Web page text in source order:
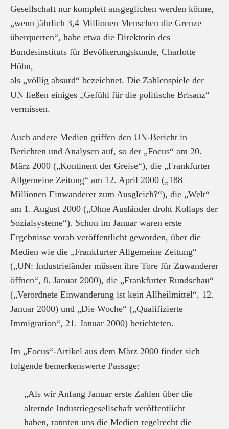
Gesellschaft nur komplett ausgeglichen werden könne,
„wenn jährlich 3,4 Millionen Menschen die Grenze
überquerten“, habe etwa die Direktorin des
Bundesinstituts für Bevölkerungskunde, Charlotte
Höhn,
als „völlig absurd“ bezeichnet. Die Zahlenspiele der
UN ließen einiges „Gefühl für die politische Brisanz“
vermissen.
Auch andere Medien griffen den UN-Bericht in
Berichten und Analysen auf, so der „Focus“ am 20.
März 2000 („Kontinent der Greise“), die „Frankfurter
Allgemeine Zeitung“ am 12. April 2000 („188
Millionen Einwanderer zum Ausgleich?“), die „Welt“
am 1. August 2000 („Ohne Ausländer droht Kollaps der
Sozialsysteme“). Schon im Januar waren erste
Ergebnisse vorab veröffentlicht geworden, über die
Medien wie die „Frankfurter Allgemeine Zeitung“
(„UN: Industrieländer müssen ihre Tore für Zuwanderer
öffnen“, 8. Januar 2000), die „Frankfurter Rundschau“
(„Verordnete Einwanderung ist kein Allheilmittel“, 12.
Januar 2000) und „Die Woche“ („Qualifizierte
Immigration“, 21. Januar 2000) berichteten.
Im „Focus“-Artikel aus dem März 2000 findet sich
folgende bemerkenswerte Passage:
„Als wir Anfang Januar erste Zahlen über die
alternde Industriegesellschaft veröffentlicht
haben, rannten uns die Medien regelrecht die